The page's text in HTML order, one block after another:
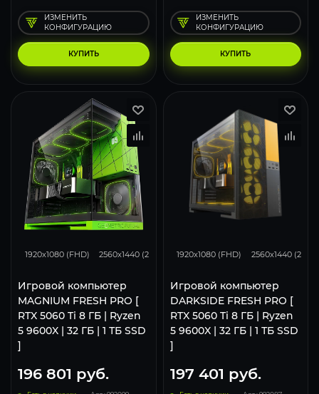
КУПИТЬ
ИЗМЕНИТЬ
КОНФИГУРАЦИЮ
КУПИТЬ
ИЗМЕНИТЬ
КОНФИГУРАЦИЮ
1920x1080 (FHD) 2560x1440 (2K) 3840x2160 (4K)
Игровой компьютер
MAGNIUM FRESH PRO [
RTX 5060 Ti 8 ГБ | Ryzen
5 9600X | 32 ГБ | 1 ТБ SSD
]
196 801 руб.
1920x1080 (FHD) 2560x1440 (2K)
Игровой компьютер
DARKSIDE FRESH PRO [
RTX 5060 Ti 8 ГБ | Ryzen
5 9600X | 32 ГБ | 1 ТБ SSD
]
197 401 руб.